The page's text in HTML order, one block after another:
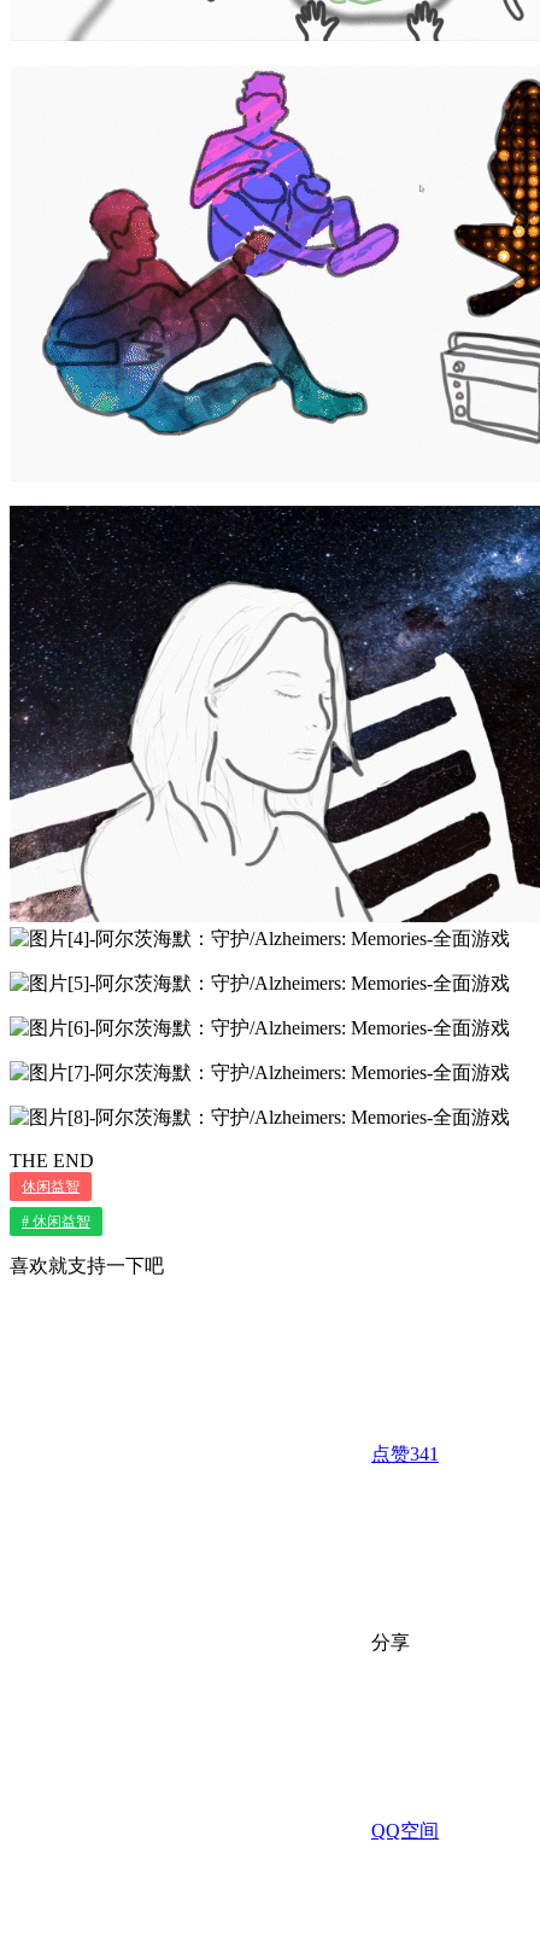
THE END
休闲益智
# 休闲益智
喜欢就支持一下吧
点赞341
分享
QQ空间